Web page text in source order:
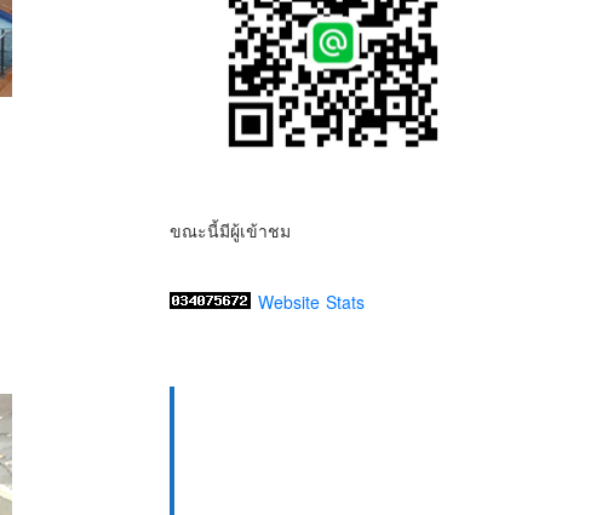
ขณะนี้มีผู้เข้าชม
Website Stats